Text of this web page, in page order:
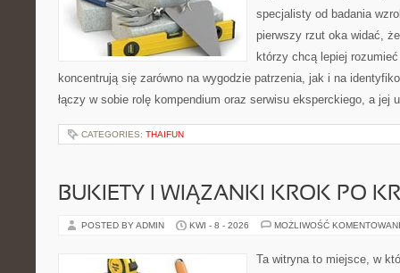
specjalisty od badania
pierwszy rzut oka widać,
którzy chcą lepiej
koncentrują się zarówno na wygodzie patrzenia, jak i na
łączy w sobie rolę kompendium oraz serwisu eksperckiego, a jej
CATEGORIES: THAIFUN
BUKIETY I WIĄZANKI KROK PO
POSTED BY ADMIN KWI - 8 - 2026 MOŻLIWOŚĆ
Ta witryna to miejsce, w